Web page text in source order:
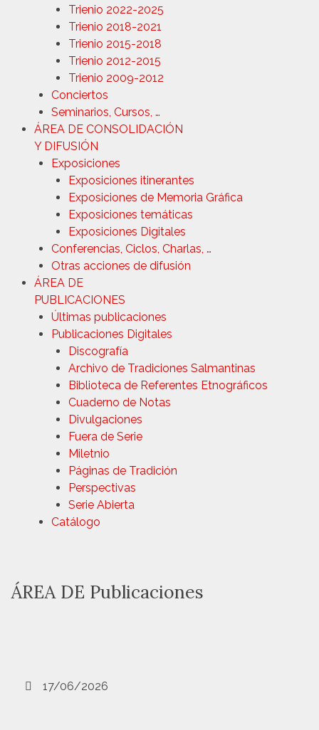
Trienio 2022-2025
Trienio 2018-2021
Trienio 2015-2018
Trienio 2012-2015
Trienio 2009-2012
Conciertos
Seminarios, Cursos, …
ÁREA DE CONSOLIDACIÓN
Y DIFUSIÓN
Exposiciones
Exposiciones itinerantes
Exposiciones de Memoria Gráfica
Exposiciones temáticas
Exposiciones Digitales
Conferencias, Ciclos, Charlas, …
Otras acciones de difusión
ÁREA DE
PUBLICACIONES
Últimas publicaciones
Publicaciones Digitales
Discografía
Archivo de Tradiciones Salmantinas
Biblioteca de Referentes Etnográficos
Cuaderno de Notas
Divulgaciones
Fuera de Serie
Miletnio
Páginas de Tradición
Perspectivas
Serie Abierta
Catálogo
ÁREA DE Publicaciones
17/06/2026